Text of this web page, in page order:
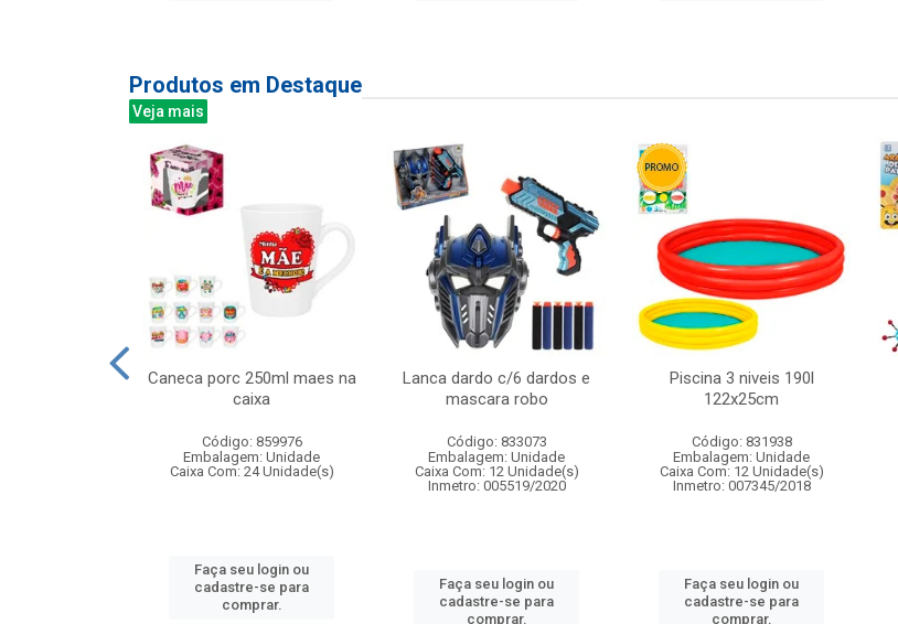
Produtos em Destaque
Veja mais
Caneca porc 250ml maes na
caixa
Código: 859976
Embalagem: Unidade
Caixa Com: 24 Unidade(s)
Faça seu login ou
cadastre-se para
comprar.
Lanca dardo c/6 dardos e
mascara robo
Código: 833073
Embalagem: Unidade
Caixa Com: 12 Unidade(s)
Inmetro: 005519/2020
Faça seu login ou
cadastre-se para
comprar.
Piscina 3 niveis 190l
122x25cm
Código: 831938
Embalagem: Unidade
Caixa Com: 12 Unidade(s)
Inmetro: 007345/2018
Faça seu login ou
cadastre-se para
comprar.